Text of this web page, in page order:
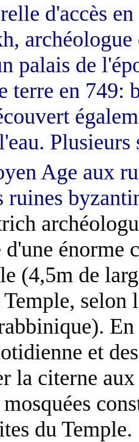
d'accès
,
palais de
terre en 749:
Plusieurs
Age aux
ruines
énorme
(4,5m de
Temple,
et
la citerne
du Temple.